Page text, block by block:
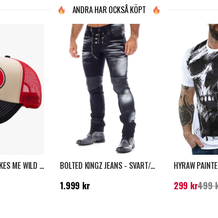
ANDRA HAR OCKSÅ KÖPT
KING KEROSIN MAKES ME WILD KEPS - RÖD/SVART
BOLTED KINGZ JEANS - SVART/VIT
Pris:1.999 kr
1.999 kr
Nuvarande pris
299 kr499